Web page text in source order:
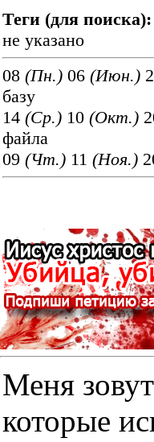
Теги (для поиска):
не указано
08 (Пн.) 06 (Июн.)
базу
14 (Ср.) 10 (Окт.)
файла
09 (Чт.) 11 (Ноя.)
Меня
которые